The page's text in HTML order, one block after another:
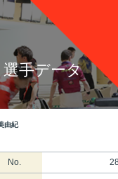
選手データ
由紀
No.